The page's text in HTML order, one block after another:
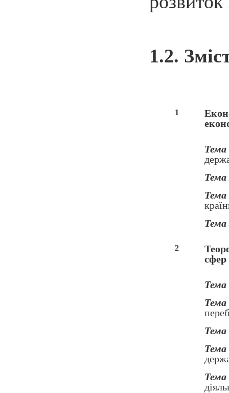
1.2.
1
Тема
Тема
Тема
2
сфер
Тема
Тема
Тема
Тема
Тема